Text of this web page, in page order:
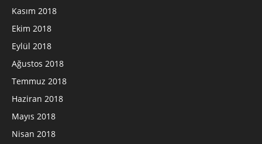
Kasım 2018
Ekim 2018
Eylül 2018
Ağustos 2018
Temmuz 2018
Haziran 2018
Mayıs 2018
Nisan 2018